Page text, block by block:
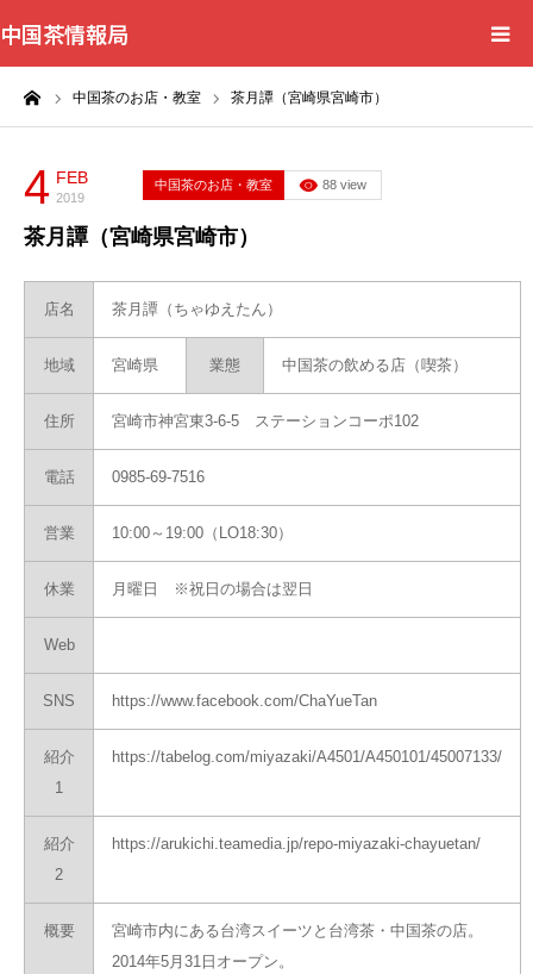
中国茶情報局
中国茶のお店・教室 茶月譚（宮崎県宮崎市）
4 FEB
2019
中国茶のお店・教室 88 view
茶月譚（宮崎県宮崎市）
店名 茶月譚（ちゃゆえたん）
地域 宮崎県 業態 中国茶の飲める店（喫茶）
住所 宮崎市神宮東3-6-5 ステーションコーポ102
電話 0985-69-7516
営業 10:00～19:00（LO18:30）
休業 月曜日 ※祝日の場合は翌日
Web
SNS https://www.facebook.com/ChaYueTan
紹介
1
https://tabelog.com/miyazaki/A4501/A450101/45007133/
紹介
2
https://arukichi.teamedia.jp/repo-miyazaki-chayuetan/
概要
宮崎市内にある台湾スイーツと台湾茶・中国茶の店。
2014年5月31日オープン。
Home
News
BlogChecker
Events
WordBank
Books